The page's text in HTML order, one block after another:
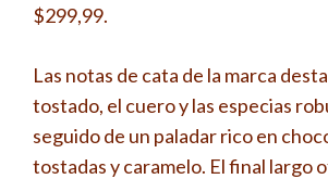
$299,99.
Las notas de cata de la marca
tostado, el cuero y las especias
seguido de un paladar rico en
tostadas y caramelo. El final largo